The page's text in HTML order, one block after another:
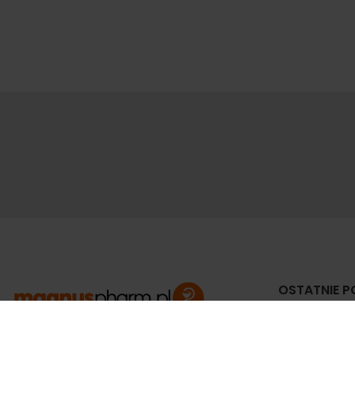
OSTATNIE